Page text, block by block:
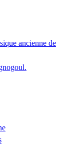
ancienne de